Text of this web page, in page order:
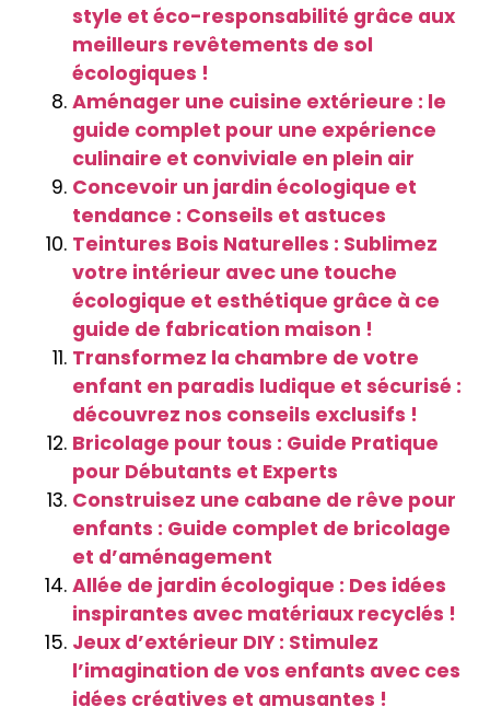
style et éco-responsabilité grâce aux
meilleurs revêtements de sol
écologiques !
Aménager une cuisine extérieure : le
guide complet pour une expérience
culinaire et conviviale en plein air
Concevoir un jardin écologique et
tendance : Conseils et astuces
Teintures Bois Naturelles : Sublimez
votre intérieur avec une touche
écologique et esthétique grâce à ce
guide de fabrication maison !
Transformez la chambre de votre
enfant en paradis ludique et sécurisé :
découvrez nos conseils exclusifs !
Bricolage pour tous : Guide Pratique
pour Débutants et Experts
Construisez une cabane de rêve pour
enfants : Guide complet de bricolage
et d’aménagement
Allée de jardin écologique : Des idées
inspirantes avec matériaux recyclés !
Jeux d’extérieur DIY : Stimulez
l’imagination de vos enfants avec ces
idées créatives et amusantes !